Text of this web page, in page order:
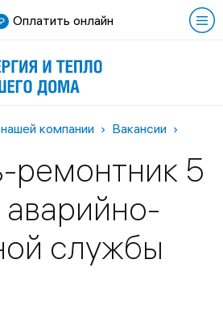
Оплатить онлайн
компании Вакансии
ремонтник 5
службы